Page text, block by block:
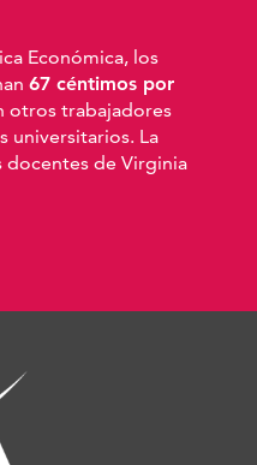
Económica, los
67 céntimos por
otros trabajadores
universitarios. La
docentes de Virginia